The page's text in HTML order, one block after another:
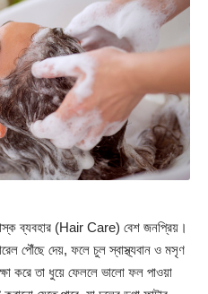
ব্যবহার (Hair Care) বেশ জনপ্রিয়।
পৌঁছে দেয়, ফলে চুল স্বাস্থ্যবান ও মসৃণ
করে তা ধুয়ে ফেললে ভালো ফল পাওয়া